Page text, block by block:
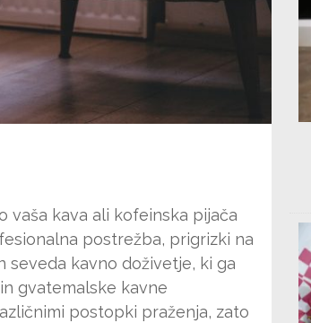
vaša kava ali kofeinska pijača
postrežba, prigrizki na
kavno doživetje, ki ga
gvatemalske kavne
postopki praženja, zato